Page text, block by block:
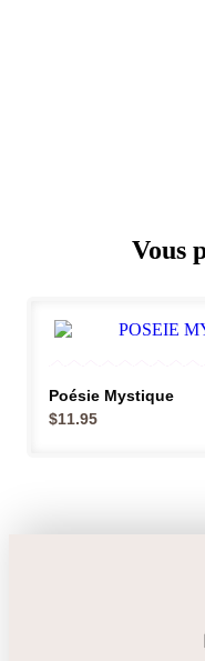
Vous
Poésie Mystique
$11.95